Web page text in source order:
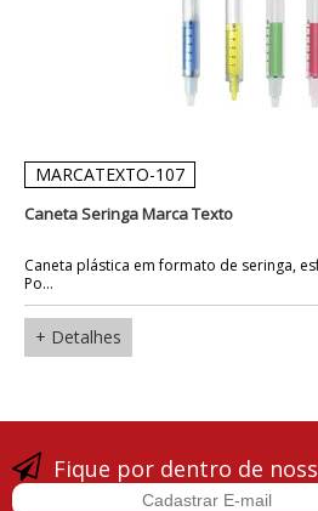
MARCATEXTO-107
Caneta Seringa Marca Texto
Caneta plástica em formato de seringa,
Po...
+ Detalhes
Fique por dentro de